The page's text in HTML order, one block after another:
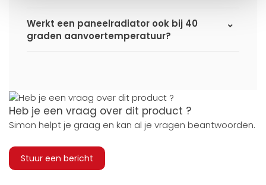
Werkt een paneelradiator ook bij 40
graden aanvoertemperatuur?
Heb je een vraag over dit product ?
Simon helpt je graag en kan al je vragen beantwoorden.
Stuur een bericht